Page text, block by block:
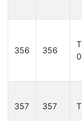
356 356
357 357